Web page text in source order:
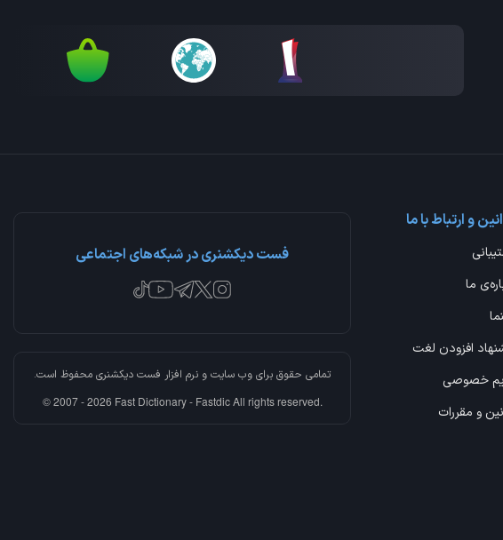
و ارتباط با ما
ما
افزودن لغت
خصوصی
و مقررات
فست دیکشنری در شبکه‌های اجتماعی
تمامی حقوق برای وب سایت و نرم افزار فست دیکشنریمحفوظ است.
© 2007 - 2026 Fast Dictionary - Fastdic All rights reserved.